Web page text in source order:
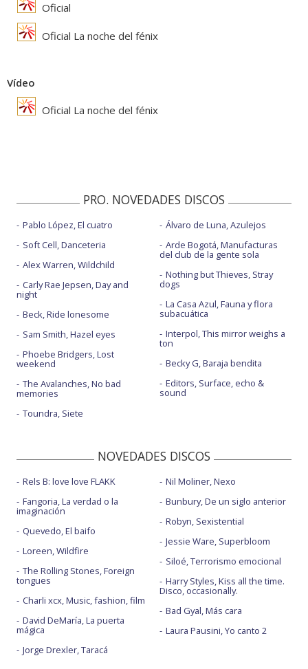
Oficial
Oficial La noche del fénix
Vídeo
Oficial La noche del fénix
PRO. NOVEDADES DISCOS
Pablo López, El cuatro
Soft Cell, Danceteria
Alex Warren, Wildchild
Carly Rae Jepsen, Day and
night
Beck, Ride lonesome
Sam Smith, Hazel eyes
Phoebe Bridgers, Lost
weekend
The Avalanches, No bad
memories
Toundra, Siete
Álvaro de Luna, Azulejos
Arde Bogotá, Manufacturas
del club de la gente sola
Nothing but Thieves, Stray
dogs
La Casa Azul, Fauna y flora
subacuática
Interpol, This mirror weighs a
ton
Becky G, Baraja bendita
Editors, Surface, echo &
sound
NOVEDADES DISCOS
Rels B: love love FLAKK
Fangoria, La verdad o la
imaginación
Quevedo, El baifo
Loreen, Wildfire
The Rolling Stones, Foreign
tongues
Charli xcx, Music, fashion, film
David DeMaría, La puerta
mágica
Jorge Drexler, Taracá
Nil Moliner, Nexo
Bunbury, De un siglo anterior
Robyn, Sexistential
Jessie Ware, Superbloom
Siloé, Terrorismo emocional
Harry Styles, Kiss all the time.
Disco, occasionally.
Bad Gyal, Más cara
Laura Pausini, Yo canto 2